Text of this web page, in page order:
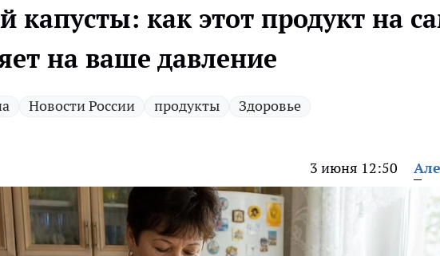
капусты: как этот продукт на
на ваше давление
Новости России продукты Здоровье
3 июня 12:50